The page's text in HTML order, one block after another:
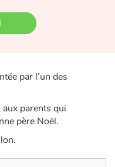
par l’un des
parents qui
père Noël.